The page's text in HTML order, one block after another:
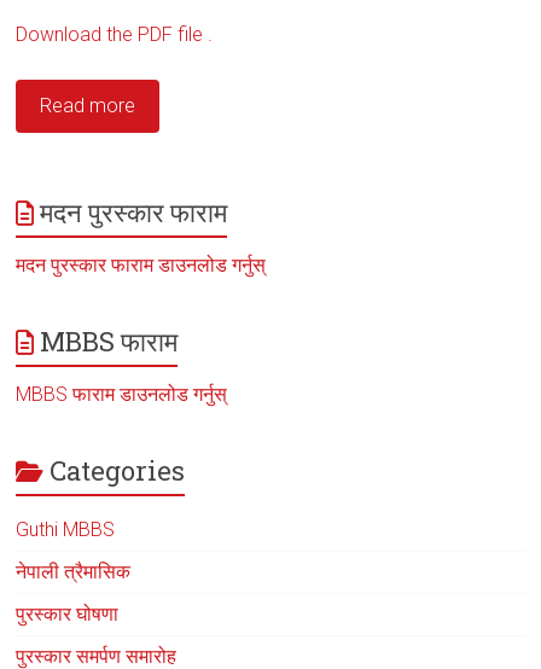
Download the PDF file .
Read more
मदन पुरस्कार फाराम
मदन पुरस्कार फाराम डाउनलोड गर्नुस्
MBBS फाराम
MBBS फाराम डाउनलोड गर्नुस्
Categories
Guthi MBBS
नेपाली त्रैमासिक
पुरस्कार घोषणा
पुरस्कार समर्पण समारोह